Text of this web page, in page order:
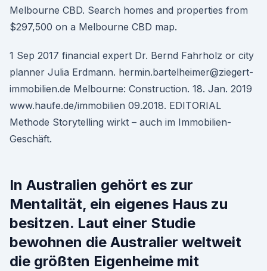
Melbourne CBD. Search homes and properties from
$297,500 on a Melbourne CBD map.
1 Sep 2017 financial expert Dr. Bernd Fahrholz or city
planner Julia Erdmann. hermin.bartelheimer@ziegert-
immobilien.de Melbourne: Construction. 18. Jan. 2019
www.haufe.de/immobilien 09.2018. EDITORIAL
Methode Storytelling wirkt – auch im Immobilien-
Geschäft.
In Australien gehört es zur
Mentalität, ein eigenes Haus zu
besitzen. Laut einer Studie
bewohnen die Australier weltweit
die größten Eigenheime mit